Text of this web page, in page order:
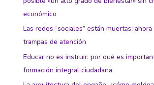
económico
Las redes “sociales” están muertas:
trampas de atención
Educar no es instruir: por qué es
formación integral ciudadana